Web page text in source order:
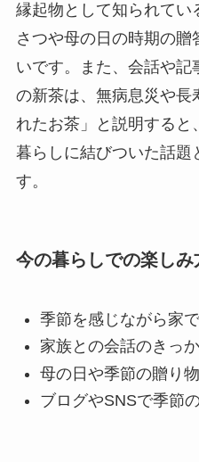
縁起物として知られてい
さつや母の日の時期の
いです。また、会話や記
の新茶は、無病息災や長
れたお茶」と説明すると
暮らしに結びついた話題
す。
今の暮らしでの楽しみ
季節を感じながら家
家族との会話のきっ
母の日や季節の贈り
ブログやSNSで季節